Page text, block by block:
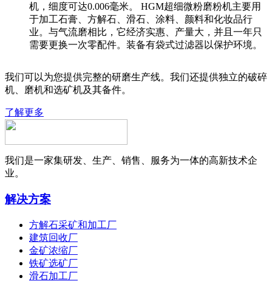
机，细度可达0.006毫米。 HGM超细微粉磨粉机主要用
于加工石膏、方解石、滑石、涂料、颜料和化妆品行
业。与气流磨相比，它经济实惠、产量大，并且一年只
需要更换一次零配件。装备有袋式过滤器以保护环境。
我们可以为您提供完整的研磨生产线。我们还提供独立的破碎
机、磨机和选矿机及其备件。
了解更多
我们是一家集研发、生产、销售、服务为一体的高新技术企
业。
解决方案
方解石采矿和加工厂
建筑回收厂
金矿浓缩厂
铁矿选矿厂
滑石加工厂